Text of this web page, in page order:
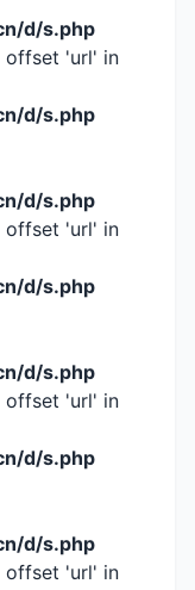
d/s.php
offset 'url' in
d/s.php
d/s.php
offset 'url' in
d/s.php
d/s.php
offset 'url' in
d/s.php
d/s.php
offset 'url' in